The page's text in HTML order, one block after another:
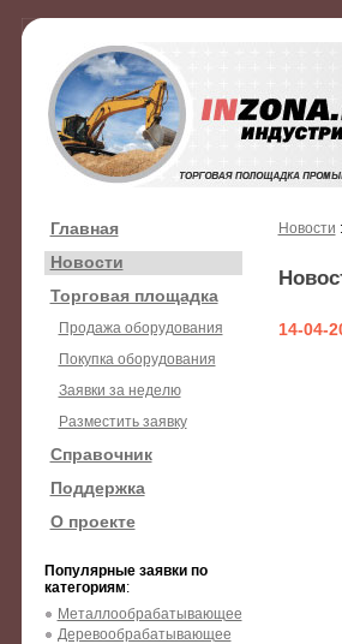
Главная
Новости
Торговая площадка
Продажа оборудования
Покупка оборудования
Заявки за неделю
Разместить заявку
Справочник
Поддержка
О проекте
Популярные заявки по
категориям:
Металлообрабатывающее
Деревообрабатывающее
Новости
14-04-